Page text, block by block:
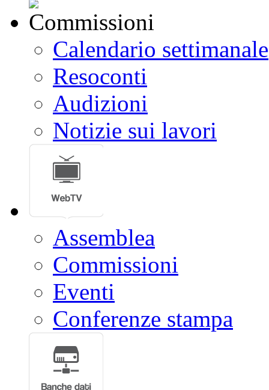
Calendario settimanale
Resoconti
Audizioni
Notizie sui lavori
Assemblea
Commissioni
Eventi
Conferenze stampa